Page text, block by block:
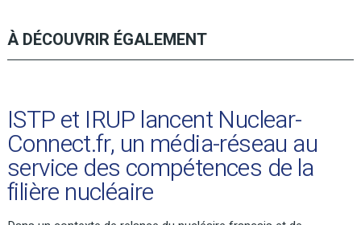
À DÉCOUVRIR ÉGALEMENT
ISTP et IRUP lancent Nuclear-
Connect.fr, un média-réseau au
service des compétences de la
filière nucléaire